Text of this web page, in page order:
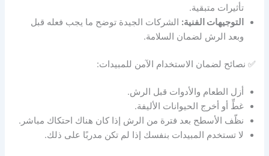
تأثيرات متبقية.
التوجيهات الفنية: الشركات الجيدة توضح ما يجب فعله قبل
وبعد الرش لضمان السلامة.
✅ نصائح لضمان الاستخدام الآمن للمبيدات:
أزل الطعام والأدوات قبل الرش.
غطِّ أو أخرج الحيوانات الأليفة.
نظّف الأسطح بعد فترة من الرش إذا كان هناك احتكاك مباشر.
لا تستخدم المبيدات بنفسك إذا لم تكن مدربًا على ذلك.